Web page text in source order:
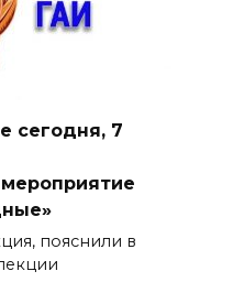
сегодня, 7
пояснили в